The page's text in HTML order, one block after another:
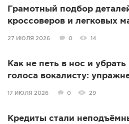
Грамотный подбор
кроссоверов и легковых
27 ИЮЛЯ 2026 0 14
Как не петь в нос и убрать
голоса вокалисту:
17 ИЮЛЯ 2026 0 29
Кредиты стали